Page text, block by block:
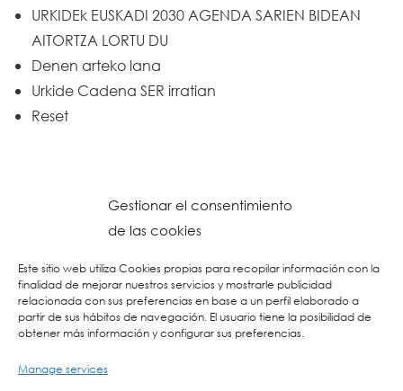
Gestionar el consentimiento
de las cookies
Este sitio web utiliza Cookies propias para recopilar información con la
finalidad de mejorar nuestros servicios y mostrarle publicidad
relacionada con sus preferencias en base a un perfil elaborado a
partir de sus hábitos de navegación. El usuario tiene la posibilidad de
obtener más información y configurar sus preferencias.
Manage services
URKIDEk EUSKADI 2030 AGENDA SARIEN BIDEAN
AITORTZA LORTU DU
Denen arteko lana
Urkide Cadena SER irratian
Reset